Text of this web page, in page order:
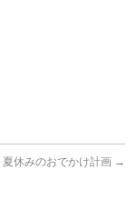
夏休みのおでかけ計画 →